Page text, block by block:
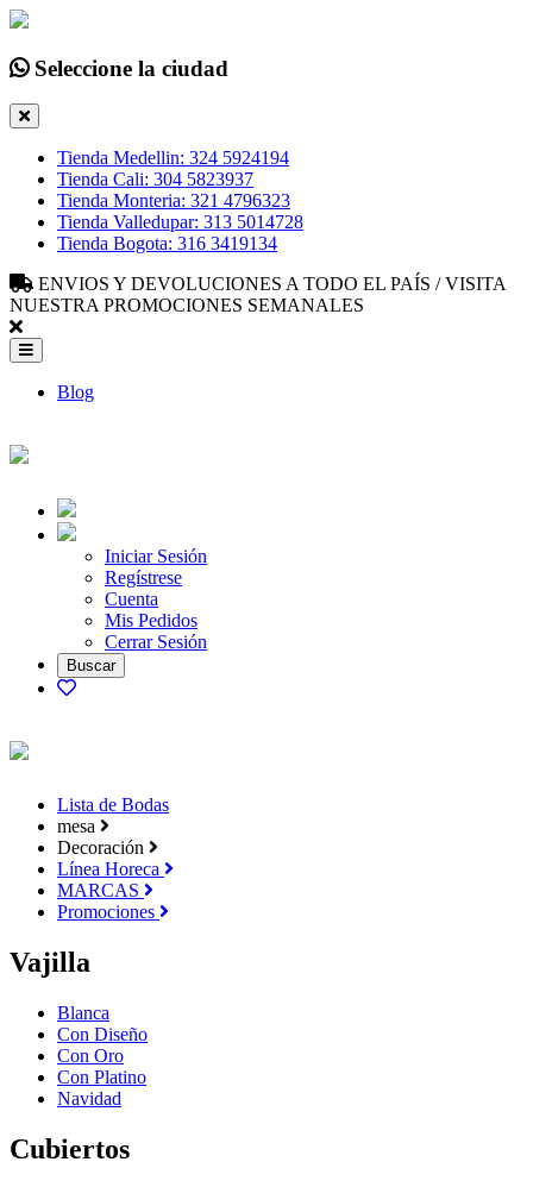
Seleccione la ciudad
Tienda Medellin: 324 5924194
Tienda Cali: 304 5823937
Tienda Monteria: 321 4796323
Tienda Valledupar: 313 5014728
Tienda Bogota: 316 3419134
ENVIOS Y DEVOLUCIONES A TODO EL PAÍS / VISITA
NUESTRA PROMOCIONES SEMANALES
Blog
Iniciar Sesión
Regístrese
Cuenta
Mis Pedidos
Cerrar Sesión
Lista de Bodas
mesa
Decoración
Línea Horeca
MARCAS
Promociones
Vajilla
Blanca
Con Diseño
Con Oro
Con Platino
Navidad
Cubiertos